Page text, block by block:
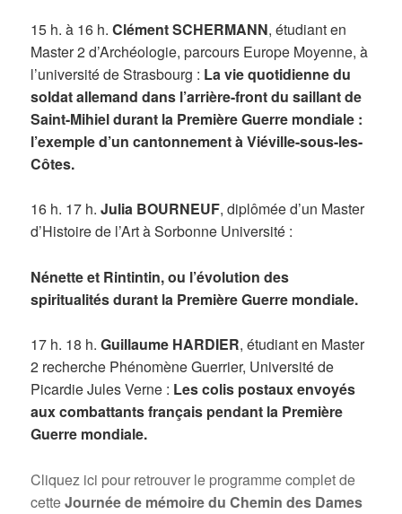
15 h. à 16 h.Clément SCHERMANN, étudiant en
Master 2 d’Archéologie, parcours Europe Moyenne, à
l’université de Strasbourg : La vie quotidienne du
soldat allemand dans l’arrière-front du saillant de
Saint-Mihiel durant la Première Guerre mondiale :
l’exemple d’un cantonnement à Viéville-sous-les-
Côtes.
16 h. 17 h.Julia BOURNEUF, diplômée d’un Master
d’Histoire de l’Art à Sorbonne Université :
Nénette et Rintintin, ou l’évolution des
spiritualités durant la Première Guerre mondiale.
17 h. 18 h.Guillaume HARDIER, étudiant en Master
2 recherche Phénomène Guerrier, Université de
Picardie Jules Verne : Les colis postaux envoyés
aux combattants français pendant la Première
Guerre mondiale.
Cliquez ici pour retrouver le programme complet de
cetteJournée de mémoire du Chemin des Dames